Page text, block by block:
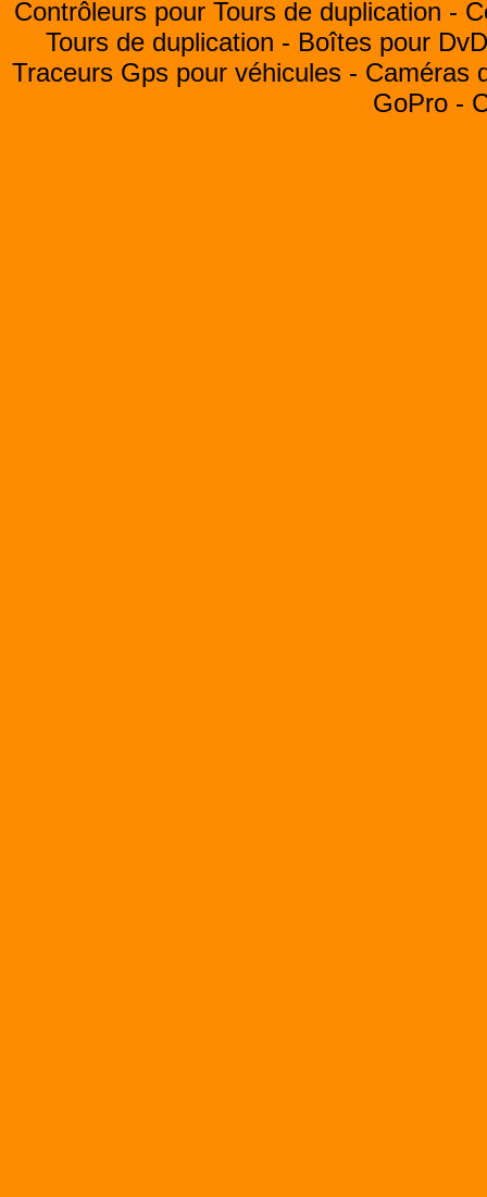
Contrôleurs pour Tours de duplication -
Tours de duplication - Boîtes pour
Traceurs Gps pour véhicules - Caméras
GoPro -